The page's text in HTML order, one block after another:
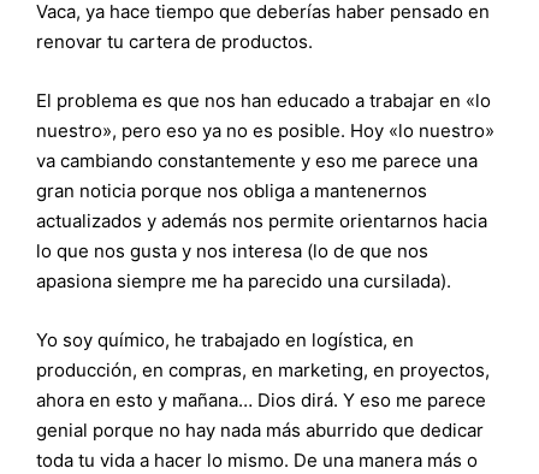
Vaca, ya hace tiempo que deberías haber pensado en
renovar tu cartera de productos.
El problema es que nos han educado a trabajar en «lo
nuestro», pero eso ya no es posible. Hoy «lo nuestro»
va cambiando constantemente y eso me parece una
gran noticia porque nos obliga a mantenernos
actualizados y además nos permite orientarnos hacia
lo que nos gusta y nos interesa (lo de que nos
apasiona siempre me ha parecido una cursilada).
Yo soy químico, he trabajado en logística, en
producción, en compras, en marketing, en proyectos,
ahora en esto y mañana… Dios dirá. Y eso me parece
genial porque no hay nada más aburrido que dedicar
toda tu vida a hacer lo mismo. De una manera más o